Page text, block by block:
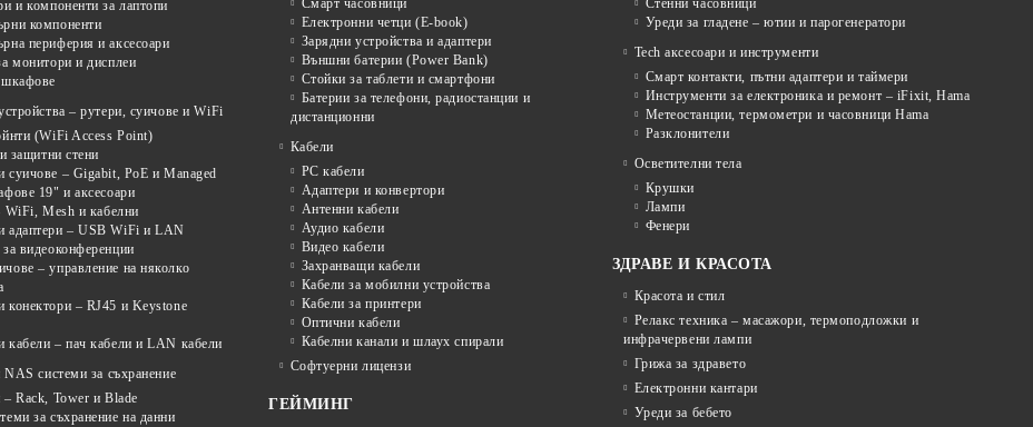
и компоненти за лаптопи
компоненти
периферия и аксесоари
монитори и дисплеи
– рутери, суичове и WiFi
(WiFi Access Point)
защитни стени
суичове – Gigabit, PoE и Managed
19" и аксесоари
WiFi, Mesh и кабелни
адаптери – USB WiFi и LAN
видеоконференции
– управление на няколко
конектори – RJ45 и Keystone
– пач кабели и LAN кабели
системи за съхранение
Rack, Tower и Blade
за съхранение на данни
Смарт часовници
Електронни четци (E-book)
Зарядни устройства и адаптери
Външни батерии (Power Bank)
Стойки за таблети и смартфони
Батерии за телефони, радиостанции и
дистанционни
Кабели
PC кабели
Адаптери и конвертори
Антенни кабели
Аудио кабели
Видео кабели
Захранващи кабели
Кабели за мобилни устройства
Кабели за принтери
Оптични кабели
Кабелни канали и шлаух спирали
Софтуерни лицензи
ГЕЙМИНГ
Стенни часовници
Уреди за гладене – ютии и парогенератори
Tech аксесоари и инструменти
Смарт контакти, пътни адаптери и таймери
Инструменти за електроника и ремонт – iFixit, Hama
Метеостанции, термометри и часовници Hama
Разклонители
Осветителни тела
Крушки
Лампи
Фенери
ЗДРАВЕ И КРАСОТА
Красота и стил
Релакс техника – масажори, термоподложки и
инфрачервени лампи
Грижа за здравето
Електронни кантари
Уреди за бебето